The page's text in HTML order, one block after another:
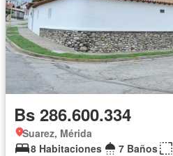
Bs 286.600.334
Suarez, Mérida
8 Habitaciones
7 Baños